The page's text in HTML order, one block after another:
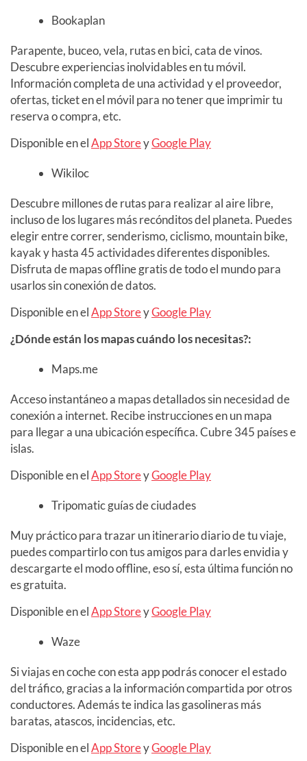
Bookaplan
Parapente, buceo, vela, rutas en bici, cata de vinos.
Descubre experiencias inolvidables en tu móvil.
Información completa de una actividad y el proveedor,
ofertas, ticket en el móvil para no tener que imprimir tu
reserva o compra, etc.
Disponible en elApp StoreyGoogle Play
Wikiloc
Descubre millones de rutas para realizar al aire libre,
incluso de los lugares más recónditos del planeta. Puedes
elegir entre correr, senderismo, ciclismo, mountain bike,
kayak y hasta 45 actividades diferentes disponibles.
Disfruta de mapas offline gratis de todo el mundo para
usarlos sin conexión de datos.
Disponible en elApp StoreyGoogle Play
¿Dónde están los mapas cuándo los necesitas?:
Maps.me
Acceso instantáneo a mapas detallados sin necesidad de
conexión a internet. Recibe instrucciones en un mapa
para llegar a una ubicación específica. Cubre 345 países e
islas.
Disponible en elApp StoreyGoogle Play
Tripomatic guías de ciudades
Muy práctico para trazar un itinerario diario de tu viaje,
puedes compartirlo con tus amigos para darles envidia y
descargarte el modo offline, eso sí, esta última función no
es gratuita.
Disponible en elApp StoreyGoogle Play
Waze
Si viajas en coche con esta app podrás conocer el estado
del tráfico, gracias a la información compartida por otros
conductores. Además te indica las gasolineras más
baratas, atascos, incidencias, etc.
Disponible en elApp StoreyGoogle Play